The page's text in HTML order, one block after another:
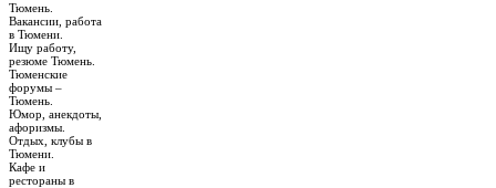
Тюмень.
Вакансии, работа
в Тюмени.
Ищу работу,
резюме Тюмень.
Тюменские
форумы –
Тюмень.
Юмор, анекдоты,
афоризмы.
Отдых, клубы в
Тюмени.
Кафе и
рестораны в